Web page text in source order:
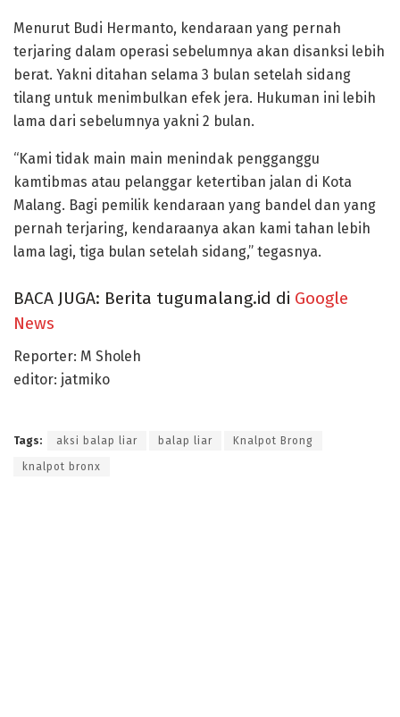
Menurut Budi Hermanto, kendaraan yang pernah
terjaring dalam operasi sebelumnya akan disanksi lebih
berat. Yakni ditahan selama 3 bulan setelah sidang
tilang untuk menimbulkan efek jera. Hukuman ini lebih
lama dari sebelumnya yakni 2 bulan.
“Kami tidak main main menindak pengganggu
kamtibmas atau pelanggar ketertiban jalan di Kota
Malang. Bagi pemilik kendaraan yang bandel dan yang
pernah terjaring, kendaraanya akan kami tahan lebih
lama lagi, tiga bulan setelah sidang,” tegasnya.
BACA JUGA: Berita tugumalang.id di Google
News
Reporter: M Sholeh
editor: jatmiko
Tags: aksi balap liar balap liar Knalpot Brong
knalpot bronx